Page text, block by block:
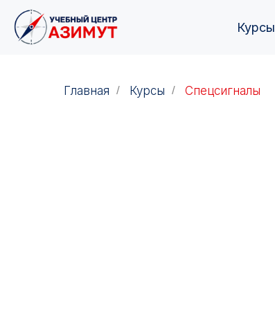
Курсы
Главная / Курсы / Спецсигналы